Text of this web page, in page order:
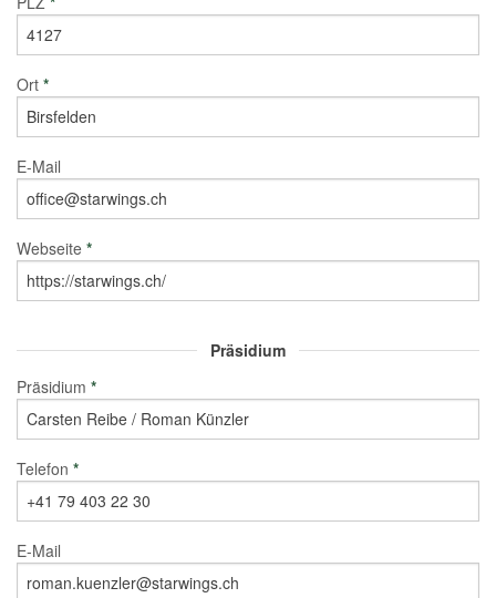
Ort *
E-Mail
Webseite *
Präsidium
Präsidium *
Telefon *
E-Mail